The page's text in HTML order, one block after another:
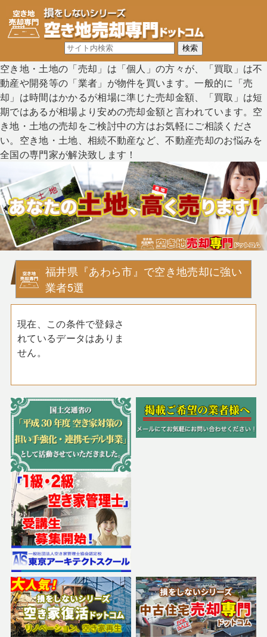
空き地・土地の「売却」は「個人」の方々が、「買取」は不
動産や開発等の「業者」が物件を買います。一般的に「売
却」は時間はかかるが相場に準じた売却金額、「買取」は短
期ではあるが相場より安めの売却金額と言われています。空
き地・土地の売却をご検討中の方はお気軽にご相談くださ
い。空き地・土地、相続不動産など、不動産売却のお悩みを
全国の専門家が解決致します！
福井県『あわら市』で空き地売却に強い
業者5選
現在、この条件で登録さ
れているデータはありま
せん。